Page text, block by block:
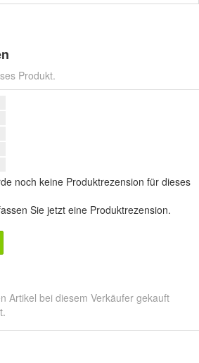
Produkt.
noch keine Produktrezension für dieses
Sie jetzt eine Produktrezension.
Artikel bei diesem Verkäufer gekauft